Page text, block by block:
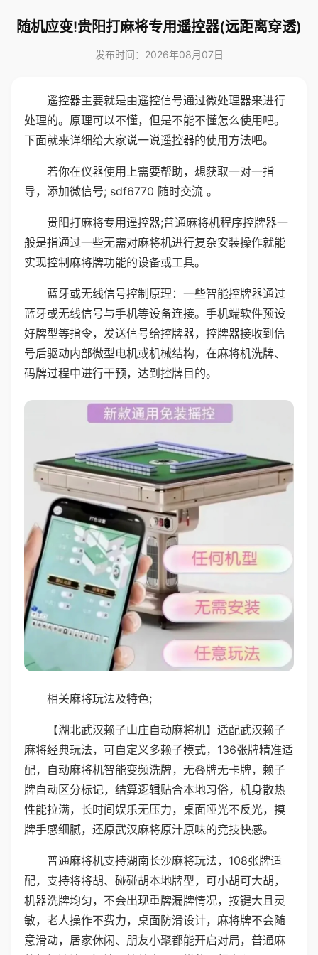
随机应变!贵阳打麻将专用遥控器(远距离穿透)
发布时间：2026年08月07日
遥控器主要就是由遥控信号通过微处理器来进行
处理的。原理可以不懂，但是不能不懂怎么使用吧。
下面就来详细给大家说一说遥控器的使用方法吧。
若你在仪器使用上需要帮助，想获取一对一指
导，添加微信号; sdf6770 随时交流 。
贵阳打麻将专用遥控器;普通麻将机程序控牌器一
般是指通过一些无需对麻将机进行复杂安装操作就能
实现控制麻将牌功能的设备或工具。
蓝牙或无线信号控制原理：一些智能控牌器通过
蓝牙或无线信号与手机等设备连接。手机端软件预设
好牌型等指令，发送信号给控牌器，控牌器接收到信
号后驱动内部微型电机或机械结构，在麻将机洗牌、
码牌过程中进行干预，达到控牌目的。
相关麻将玩法及特色;
【湖北武汉赖子山庄自动麻将机】适配武汉赖子
麻将经典玩法，可自定义多赖子模式，136张牌精准适
配，自动麻将机智能变频洗牌，无叠牌无卡牌，赖子
牌自动区分标记，结算逻辑贴合本地习俗，机身散热
性能拉满，长时间娱乐无压力，桌面哑光不反光，摸
牌手感细腻，还原武汉麻将原汁原味的竞技快感。
普通麻将机支持湖南长沙麻将玩法，108张牌适
配，支持将将胡、碰碰胡本地牌型，可小胡可大胡，
机器洗牌均匀，不会出现重牌漏牌情况，按键大且灵
敏，老人操作不费力，桌面防滑设计，麻将牌不会随
意滑动，居家休闲、朋友小聚都能开启对局，普通麻